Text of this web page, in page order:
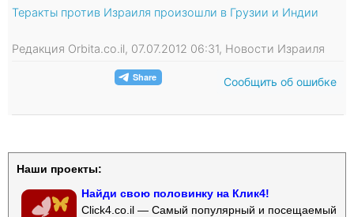
Теракты против Израиля произошли в Грузии и Индии
Редакция Orbita.co.il, 07.07.2012 06:31, Новости Израиля
Сообщить об ошибке
Наши проекты:
Найди свою половинку на Клик4!
Click4.co.il — Самый популярный и посещаемый